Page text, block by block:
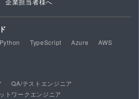
企業担当者様へ
Python TypeScript Azure
AWS
QA/テストエンジニア
トワークエンジニア